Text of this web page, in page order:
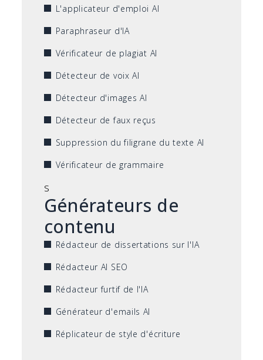
L'applicateur d'emploi AI
Paraphraseur d'IA
Vérificateur de plagiat AI
Détecteur de voix AI
Détecteur d'images AI
Détecteur de faux reçus
Suppression du filigrane du texte AI
Vérificateur de grammaire
s
Générateurs de
contenu
Rédacteur de dissertations sur l'IA
Rédacteur AI SEO
Rédacteur furtif de l'IA
Générateur d'emails AI
Réplicateur de style d'écriture